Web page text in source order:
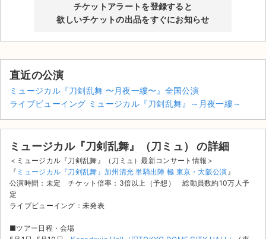
ご利用ガイド
手数料・お支払い方法
よくある質問
チケットアラートを登録すると
欲しいチケットの出品をすぐにお知らせ
直近の公演
ミュージカル『刀剣乱舞 〜月夜一縷〜』全国公演
ライブビューイング ミュージカル『刀剣乱舞』～月夜一縷～
ミュージカル『刀剣乱舞』（刀ミュ） の詳細
＜ミュージカル『刀剣乱舞』（刀ミュ）最新コンサート情報＞
『 ミュージカル『刀剣乱舞』加州清光 単騎出陣 極 東京・大阪公演』
公演時間：未定 チケット倍率：3倍以上（予想） 総動員数約10万人予
定
ライブビューイング：未発表
■ツアー日程・会場